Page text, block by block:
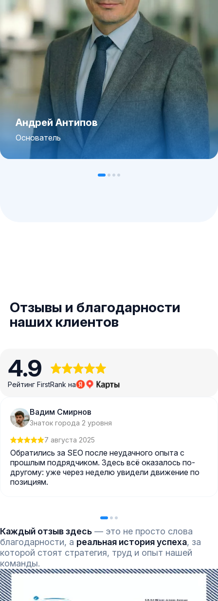
Андрей Антипов
Основатель
Отзывы и благодарности
наших клиентов
4.9
Рейтинг FirstRank на
Вадим Смирнов
Знаток города 2 уровня
7 августа 2025
Обратились за SEO после неудачного опыта с
прошлым подрядчиком. Здесь всё оказалось по-
другому: уже через неделю увидели движение по
позициям.
Каждый отзыв здесь — это не просто слова
благодарности, а реальная история успеха, за
которой стоят стратегия, труд и опыт нашей
команды.